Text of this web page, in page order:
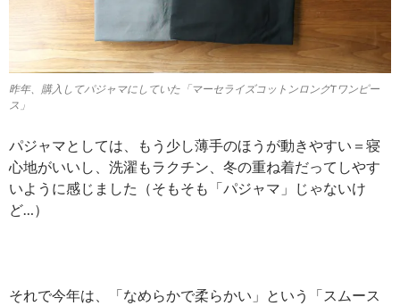
昨年、購入してパジャマにしていた「マーセライズコットンロングTワンピー
ス」
パジャマとしては、もう少し薄手のほうが動きやすい＝寝
心地がいいし、洗濯もラクチン、冬の重ね着だってしやす
いように感じました（そもそも「パジャマ」じゃないけ
ど…）
それで今年は、「なめらかで柔らかい」という「スムース